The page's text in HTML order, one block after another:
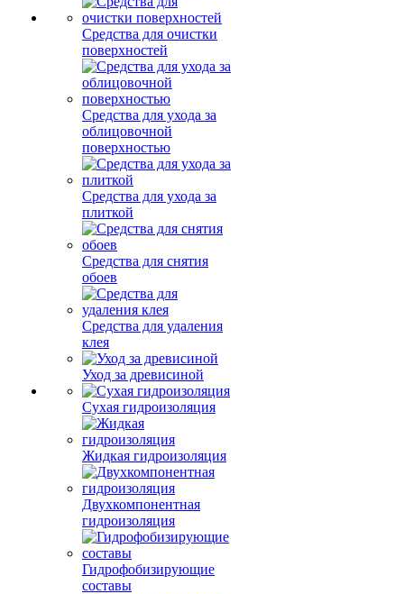
Средства для очистки
поверхностей
Средства для ухода за
облицовочной
поверхностью
Средства для ухода за
плиткой
Средства для снятия
обоев
Средства для удаления
клея
Уход за древисиной
Сухая гидроизоляция
Жидкая гидроизоляция
Двухкомпонентная
гидроизоляция
Гидрофобизирующие
составы